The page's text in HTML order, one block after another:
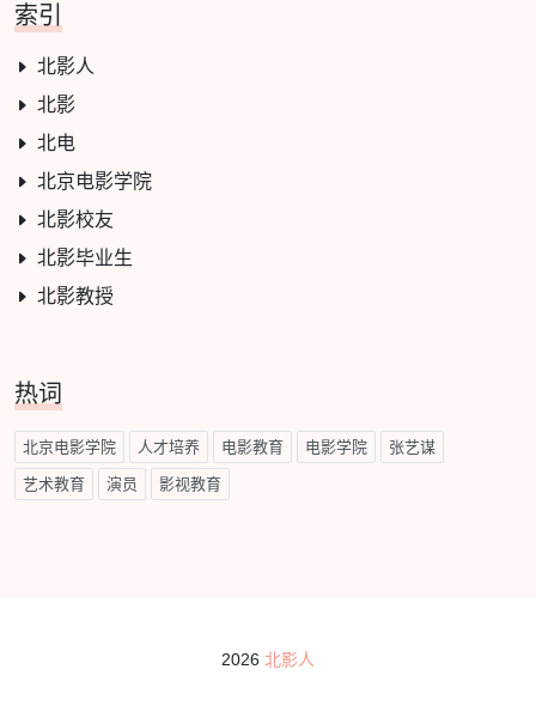
索引
北影人
北影
北电
北京电影学院
北影校友
北影毕业生
北影教授
热词
北京电影学院 人才培养 电影教育 电影学院 张艺谋
艺术教育 演员 影视教育
2026 北影人